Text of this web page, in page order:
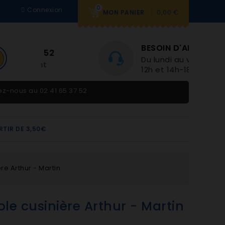
0
MON PANIER 0,00 €
Connexion
BESOIN D'AIDE
Du lundi au vendredi 9h-
nous au 02 41 65 37 52
DE 3,50€
Arthur - Martin
cusinière Arthur - Martin